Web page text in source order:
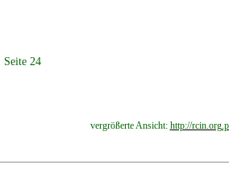
Seite 24
vergrößerte Ansicht: http://